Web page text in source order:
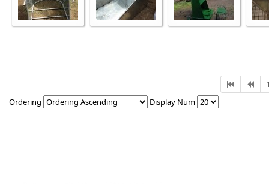
Ordering Display Num